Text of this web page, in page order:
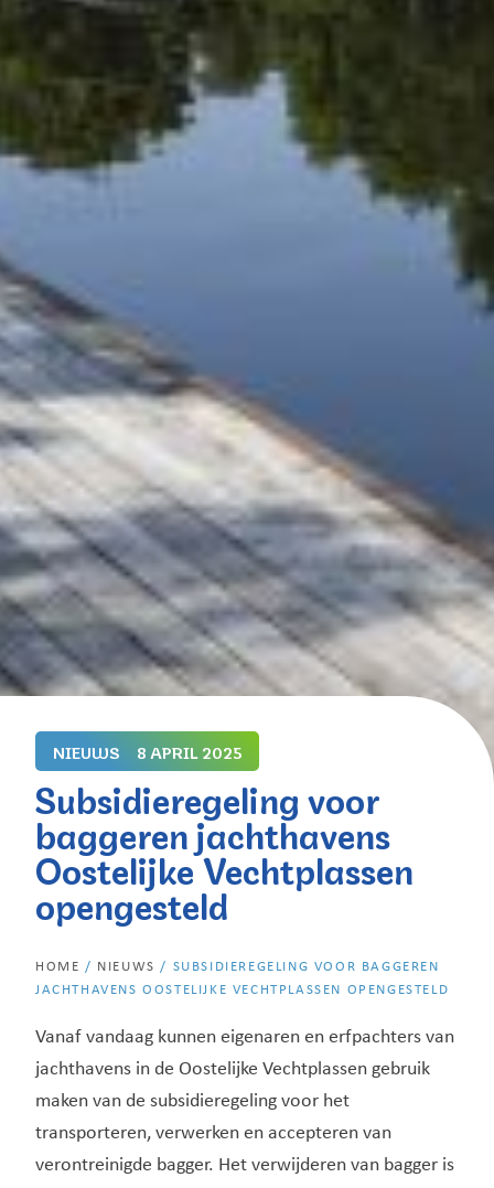
NIEUWS 8 APRIL 2025
Subsidieregeling voor
baggeren jachthavens
Oostelijke Vechtplassen
opengesteld
HOME / NIEUWS / SUBSIDIEREGELING VOOR BAGGEREN
JACHTHAVENS OOSTELIJKE VECHTPLASSEN OPENGESTELD
Vanaf vandaag kunnen eigenaren en erfpachters van
jachthavens in de Oostelijke Vechtplassen gebruik
maken van de subsidieregeling voor het
transporteren, verwerken en accepteren van
verontreinigde bagger. Het verwijderen van bagger is